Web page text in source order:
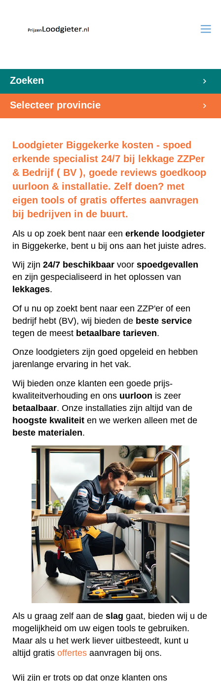
Zoeken
Selecteer provincie
Loodgieter Biggekerke kosten - spoed
erkende specialist 24/7 bij lekkage ZZPer
& Bedrijf ( BV ), goede reviews goedkoop
uurloon & installatie. Zelf doen? met
eigen tools of gratis offertes aanvragen
bij bedrijven in de buurt.
Als u op zoek bent naar een erkende loodgieter
in Biggekerke, bent u bij ons aan het juiste adres.
Wij zijn 24/7 beschikbaar voor spoedgevallen
en zijn gespecialiseerd in het oplossen van
lekkages.
Of u nu op zoekt bent naar een ZZP'er of een
bedrijf hebt (BV), wij bieden de beste service
tegen de meest betaalbare tarieven.
Onze loodgieters zijn goed opgeleid en hebben
jarenlange ervaring in het vak.
Wij bieden onze klanten een goede prijs-
kwaliteitverhouding en ons uurloon is zeer
betaalbaar. Onze installaties zijn altijd van de
hoogste kwaliteit en we werken alleen met de
beste materialen.
Als u graag zelf aan de slag gaat, bieden wij u de
mogelijkheid om uw eigen tools te gebruiken.
Maar als u het werk liever uitbesteedt, kunt u
altijd gratis offertes aanvragen bij ons.
Wij zijn er trots op dat onze klanten ons